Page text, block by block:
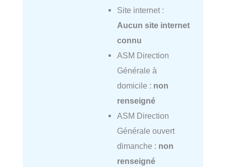
Site internet :
Aucun site internet
connu
ASM Direction
Générale à
domicile : non
renseigné
ASM Direction
Générale ouvert
dimanche : non
renseigné